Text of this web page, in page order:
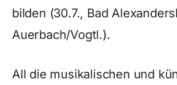
bilden (30.7., Bad
Auerbach/Vogtl.).
All die musikalischen und